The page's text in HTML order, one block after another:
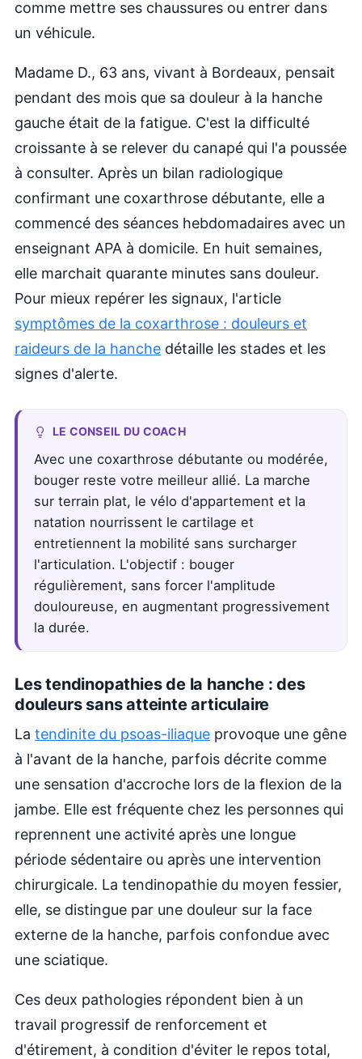
comme mettre ses chaussures ou entrer dans
un véhicule.
Madame D., 63 ans, vivant à Bordeaux, pensait
pendant des mois que sa douleur à la hanche
gauche était de la fatigue. C'est la difficulté
croissante à se relever du canapé qui l'a poussée
à consulter. Après un bilan radiologique
confirmant une coxarthrose débutante, elle a
commencé des séances hebdomadaires avec un
enseignant APA à domicile. En huit semaines,
elle marchait quarante minutes sans douleur.
Pour mieux repérer les signaux, l'article
symptômes de la coxarthrose : douleurs et
raideurs de la hanche détaille les stades et les
signes d'alerte.
LE CONSEIL DU COACH
Avec une coxarthrose débutante ou modérée,
bouger reste votre meilleur allié. La marche
sur terrain plat, le vélo d'appartement et la
natation nourrissent le cartilage et
entretiennent la mobilité sans surcharger
l'articulation. L'objectif : bouger
régulièrement, sans forcer l'amplitude
douloureuse, en augmentant progressivement
la durée.
Les tendinopathies de la hanche : des
douleurs sans atteinte articulaire
La tendinite du psoas-iliaque provoque une gêne
à l'avant de la hanche, parfois décrite comme
une sensation d'accroche lors de la flexion de la
jambe. Elle est fréquente chez les personnes qui
reprennent une activité après une longue
période sédentaire ou après une intervention
chirurgicale. La tendinopathie du moyen fessier,
elle, se distingue par une douleur sur la face
externe de la hanche, parfois confondue avec
une sciatique.
Ces deux pathologies répondent bien à un
travail progressif de renforcement et
d'étirement, à condition d'éviter le repos total,